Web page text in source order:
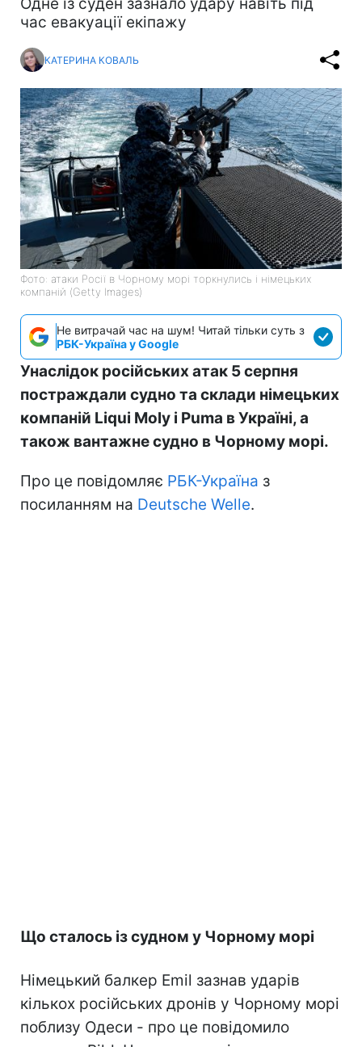
час евакуації екіпажу
КАТЕРИНА КОВАЛЬ
Фото: атаки Росії в Чорному морі торкнулись і німецьких
компаній (Getty Images)
Не витрачай час на шум! Читай тільки суть з
РБК-Україна у Google
Унаслідок російських атак 5 серпня
постраждали судно та склади німецьких
компаній Liqui Moly і Puma в Україні, а
також вантажне судно в Чорному морі.
Про це повідомляє РБК-Україна з
посиланням на Deutsche Welle.
Що сталось із судном у Чорному морі
Німецький балкер Emil зазнав ударів
кількох російських дронів у Чорному морі
поблизу Одеси - про це повідомило